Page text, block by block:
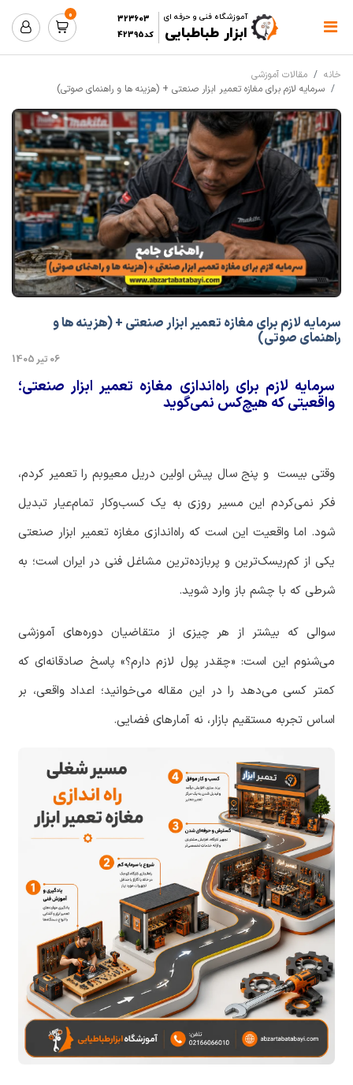
آموزشگاه فنی و حرفه ای
ابزار طباطبایی
323603
کد42395
0
خانه
مقالات آموزشی
سرمایه لازم برای مغازه تعمیر ابزار صنعتی + (هزینه ها و راهنمای صوتی)
سرمایه لازم برای مغازه تعمیر ابزار صنعتی + (هزینه ها و
راهنمای صوتی)
06 تیر 1405
سرمایه لازم برای راه‌اندازی مغازه تعمیر ابزار صنعتی؛
واقعیتی که هیچ‌کس نمی‌گوید
وقتی بیست و پنج سال پیش اولین دریل معیوبم را تعمیر کردم،
فکر نمیکردم این مسیر روزی به یک کسبوکار تمامعیار تبدیل
شود. اما واقعیت این است که راهاندازی مغازه تعمیر ابزار صنعتی
یکی از کمریسکترین و پربازدهترین مشاغل فنی در ایران است؛ به
شرطی که با چشم باز وارد شوید.
سوالی که بیشتر از هر چیزی از متقاضیان دورههای آموزشی
میشنوم این است: «چقدر پول لازم دارم؟» پاسخ صادقانهای که
کمتر کسی میدهد را در این مقاله میخوانید؛ اعداد واقعی، بر
اساس تجربه مستقیم بازار، نه آمارهای فضایی.